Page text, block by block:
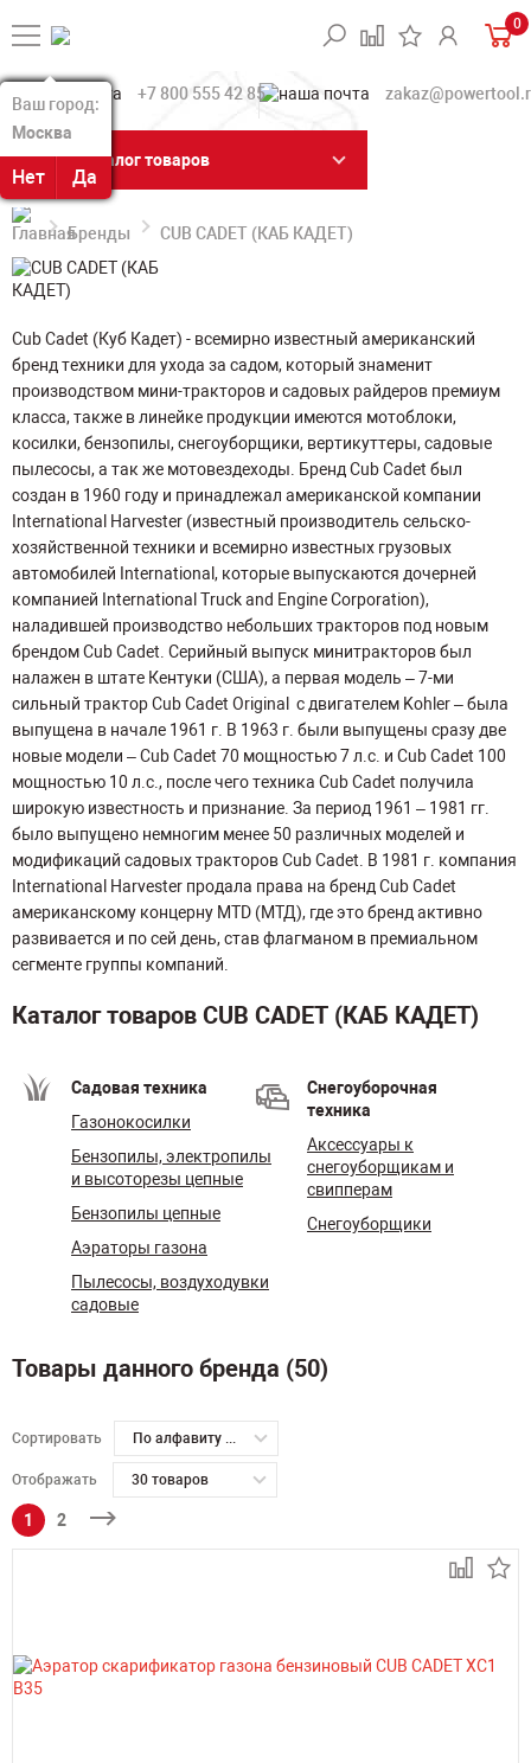
Ваш город:
Москва
Нет Да
Ваш город:
Москва
Нет Да
0
+7 800 555 42 85
Каталог товаров
Бренды CUB CADET (КАБ КАДЕТ)
Cub Cadet (Куб Кадет) - всемирно известный американский
бренд техники для ухода за садом, который знаменит
производством мини-тракторов и садовых райдеров премиум
класса, также в линейке продукции имеются мотоблоки,
косилки, бензопилы, снегоуборщики, вертикуттеры, садовые
пылесосы, а так же мотовездеходы. Бренд Cub Cadet был
создан в 1960 году и принадлежал американской компании
International Harvester (известный производитель сельско-
хозяйственной техники и всемирно известных грузовых
автомобилей International, которые выпускаются дочерней
компанией International Truck and Engine Corporation),
наладившей производство небольших тракторов под новым
брендом Cub Cadet. Серийный выпуск минитракторов был
налажен в штате Кентуки (США), а первая модель – 7-ми
сильный трактор Cub Cadet Original с двигателем Kohler – была
выпущена в начале 1961 г. В 1963 г. были выпущены сразу две
новые модели – Cub Cadet 70 мощностью 7 л.с. и Cub Cadet 100
мощностью 10 л.с., после чего техника Cub Cadet получила
широкую известность и признание. За период 1961 – 1981 гг.
было выпущено немногим менее 50 различных моделей и
модификаций садовых тракторов Cub Cadet. В 1981 г. компания
International Harvester продала права на бренд Cub Cadet
американскому концерну MTD (МТД), где это бренд активно
развивается и по сей день, став флагманом в премиальном
сегменте группы компаний.
Каталог товаров CUB CADET (КАБ КАДЕТ)
Садовая техника
Газонокосилки
Бензопилы, электропилы
и высоторезы цепные
Бензопилы цепные
Аэраторы газона
Пылесосы, воздуходувки
садовые
Снегоуборочная
техника
Аксессуары к
снегоуборщикам и
свипперам
Снегоуборщики
Товары данного бренда (50)
Сортировать По алфавиту А-Я
Отображать 30 товаров
1 2